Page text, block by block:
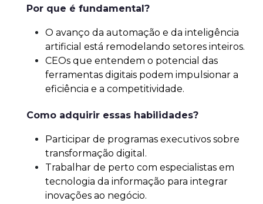
Por que é fundamental?
O avanço da automação e da inteligência
artificial está remodelando setores inteiros.
CEOs que entendem o potencial das
ferramentas digitais podem impulsionar a
eficiência e a competitividade.
Como adquirir essas habilidades?
Participar de programas executivos sobre
transformação digital.
Trabalhar de perto com especialistas em
tecnologia da informação para integrar
inovações ao negócio.